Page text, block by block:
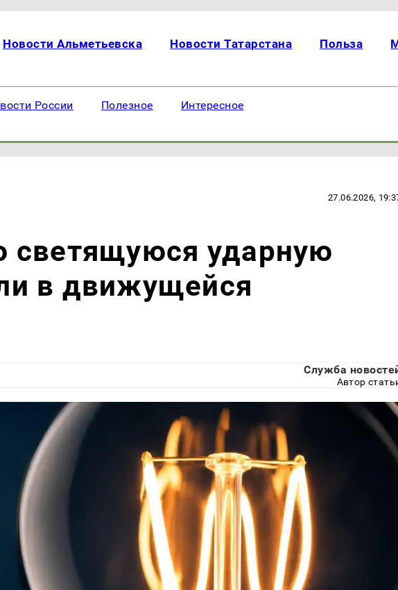
Новости Альметьевска Новости Татарстана Польза
России Полезное Интересное
27.06.2026,
светящуюся ударную
в движущейся
Служба
Автор